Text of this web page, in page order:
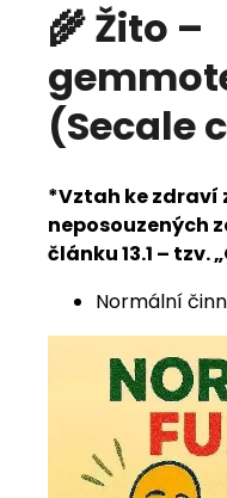
🌾 Žito –
(Secale
*Vztah ke zdraví
neposouzených
článku 13.1 – tzv.
Normální